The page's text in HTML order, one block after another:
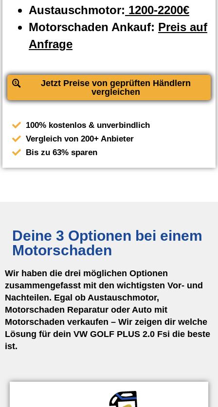
Austauschmotor: 1200-2200€
Motorschaden Ankauf: Preis auf
Anfrage
Jetzt Preise von geprüften Händlern
vergleichen
100% kostenlos & unverbindlich
Vergleich von 200+ Anbieter
Bis zu 63% sparen
Deine 3 Optionen bei einem
Motorschaden
Wir haben die drei möglichen Optionen
zusammengefasst mit den wichtigsten Vor- und
Nachteilen. Egal ob Austauschmotor,
Motorschaden Reparatur oder Auto mit
Motorschaden verkaufen – Wir zeigen dir welche
Lösung für dein VW GOLF PLUS 2.0 Fsi die beste
ist.